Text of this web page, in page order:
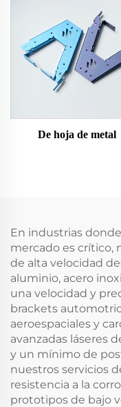
De hoja de metal
En industrias
mercado es crítico,
de alta velocidad
aluminio, acero
una velocidad y
brackets
aeroespaciales y
avanzadas láseres
y un mínimo de
nuestros servicios
resistencia a la
prototipos de bajo